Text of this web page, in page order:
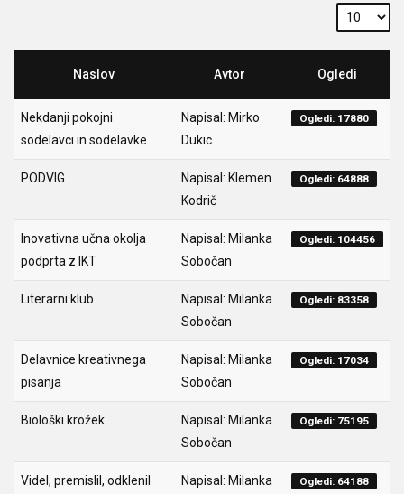
Naslov Avtor Ogledi
Nekdanji pokojni
sodelavci in sodelavke
Napisal: Mirko
Dukic
Ogledi: 17880
PODVIG
Napisal: Klemen
Kodrič
Ogledi: 64888
Inovativna učna okolja
podprta z IKT
Napisal: Milanka
Sobočan
Ogledi: 104456
Literarni klub
Napisal: Milanka
Sobočan
Ogledi: 83358
Delavnice kreativnega
pisanja
Napisal: Milanka
Sobočan
Ogledi: 17034
Biološki krožek
Napisal: Milanka
Sobočan
Ogledi: 75195
Videl, premislil, odklenil
Napisal: Milanka
Ogledi: 64188